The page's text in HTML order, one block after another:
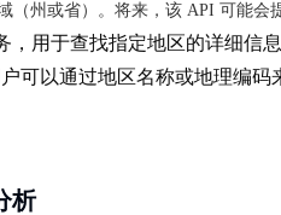
（州或省）。将来，该 API 可能会
，用于查找指定地区的详细信
可以通过地区名称或地理编
析